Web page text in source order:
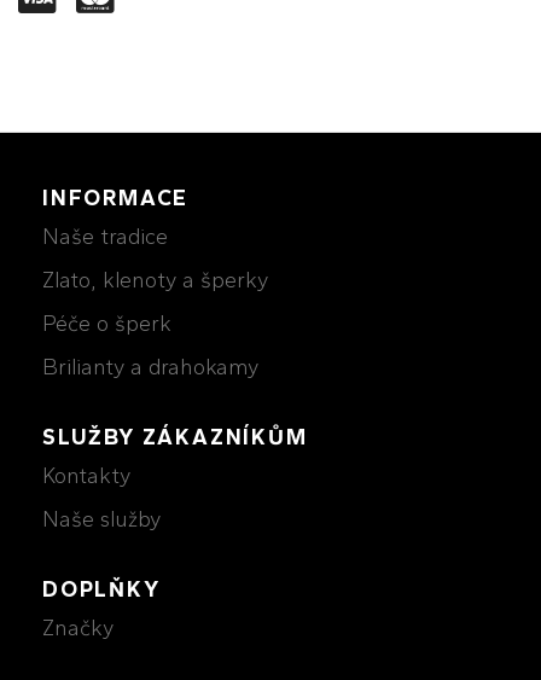
INFORMACE
Naše tradice
Zlato, klenoty a šperky
Péče o šperk
Brilianty a drahokamy
SLUŽBY ZÁKAZNÍKŮM
Kontakty
Naše služby
DOPLŇKY
Značky